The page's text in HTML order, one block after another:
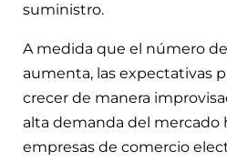
suministro.
A medida que el número
aumenta, las expectativas
crecer de manera
alta demanda del mercado
empresas de comercio